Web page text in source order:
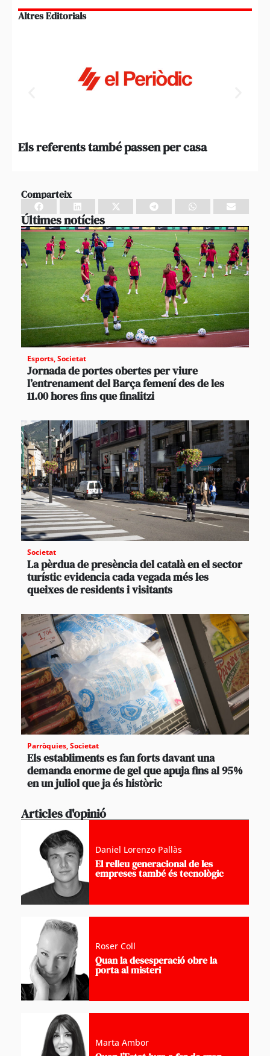
Altres Editorials
Els referents també passen per casa
Comparteix
Últimes notícies
Esports,Societat
Jornada de portes obertes per viure
l’entrenament del Barça femení des de les
11.00 hores fins que finalitzi
Societat
La pèrdua de presència del català en el sector
turístic evidencia cada vegada més les
queixes de residents i visitants
Parròquies,Societat
Els establiments es fan forts davant una
demanda enorme de gel que apuja fins al 95%
en un juliol que ja és històric
Articles d'opinió
Daniel Lorenzo Pallàs
El relleu generacional de les
empreses també és tecnològic
Roser Coll
Quan la desesperació obre la
porta al misteri
Marta Ambor